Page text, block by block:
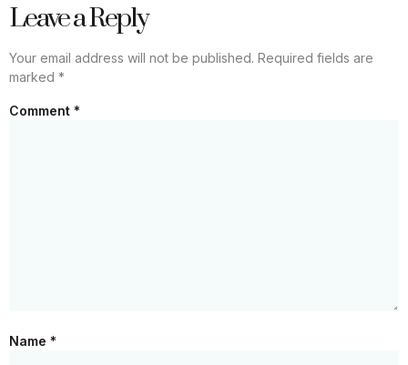
Leave a Reply
Your email address will not be published. Required fields are
marked *
Comment *
Name *